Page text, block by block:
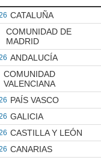
CATALUÑA
COMUNIDAD DE
MADRID
ANDALUCÍA
COMUNIDAD
VALENCIANA
PAÍS VASCO
GALICIA
CASTILLA Y LEÓN
CANARIAS